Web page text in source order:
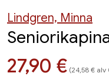
Lindgren, Minna
Hinta nyt
27,90 € (24,58 € alv